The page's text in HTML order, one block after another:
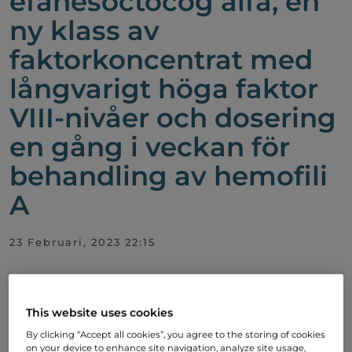
ny klass av
faktorkoncentrat med
långvarigt höga faktor
VIII-nivåer och dosering
en gång i veckan för
behandling av hemofili
A
23 Februari, 2023 22:15
This website uses cookies
By clicking “Accept all cookies”, you agree to the storing of cookies
on your device to enhance site navigation, analyze site usage,